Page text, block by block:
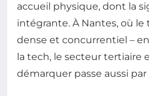
accueil physique, dont la
intégrante. À Nantes, où
dense et concurrentiel –
la tech, le secteur tertiaire
démarquer passe aussi par